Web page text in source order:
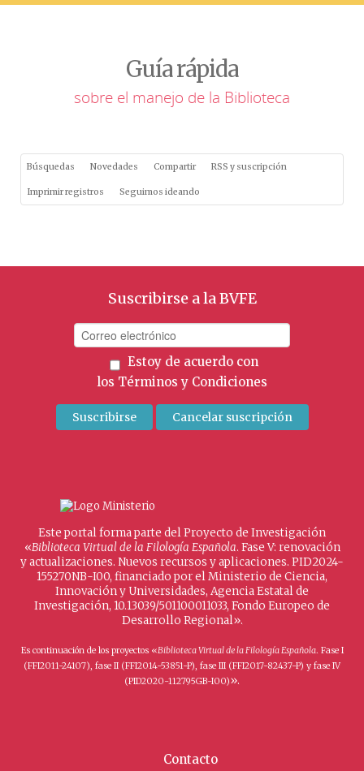
Guía rápida
sobre el manejo de la Biblioteca
Búsquedas Novedades Compartir RSS y suscripción
Imprimir registros Seguimos ideando
Suscribirse a la BVFE
Estoy de acuerdo con
los Términos y Condiciones
Este portal forma parte del Proyecto de Investigación
«Biblioteca Virtual de la Filología Española. Fase V: renovación
y actualizaciones. Nuevos recursos y aplicaciones. PID2024-
155270NB-I00, financiado por el Ministerio de Ciencia,
Innovación y Universidades, Agencia Estatal de
Investigación, 10.13039/501100011033, Fondo Europeo de
Desarrollo Regional».
Es continuación de los proyectos «Biblioteca Virtual de la Filología Española. Fase I
(FFI2011-24107), fase II (FFI2014-53851-P), fase III (FFI2017-82437-P) y fase IV
(PID2020-112795GB-I00)».
Contacto